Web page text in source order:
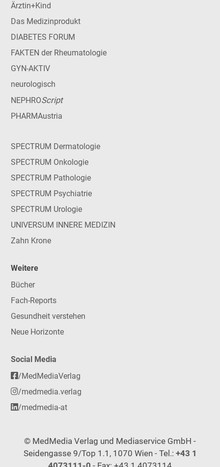
Ärztin+Kind
Das Medizinprodukt
DIABETES FORUM
FAKTEN der Rheumatologie
GYN-AKTIV
neurologisch
NEPHROScript
PHARMAustria
SPECTRUM Dermatologie
SPECTRUM Onkologie
SPECTRUM Pathologie
SPECTRUM Psychiatrie
SPECTRUM Urologie
UNIVERSUM INNERE MEDIZIN
Zahn Krone
Weitere
Bücher
Fach-Reports
Gesundheit verstehen
Neue Horizonte
Social Media
/MedMediaVerlag
/medmedia.verlag
/medmedia-at
© MedMedia Verlag und Mediaservice GmbH -
Seidengasse 9/Top 1.1, 1070 Wien - Tel.: +43 1